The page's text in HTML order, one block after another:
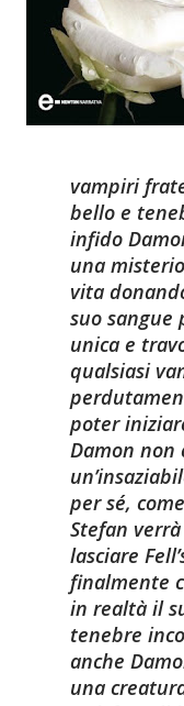
vampiri
bello e
infido
una
vita
suo sangue
unica e
qualsiasi
poter
Damon non
per sé,
Stefan
lasciare
finalmente
in realtà il
tenebre
anche
una